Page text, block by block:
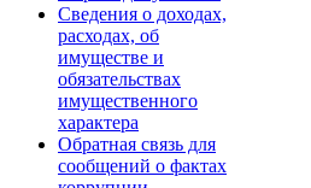
Сведения о доходах,
расходах, об
имуществе и
обязательствах
имущественного
характера
Обратная связь для
сообщений о фактах